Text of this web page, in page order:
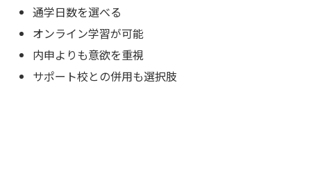
通学日数を選べる
オンライン学習が可能
内申よりも意欲を重視
サポート校との併用も選択肢